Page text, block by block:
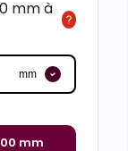
mm à
mm
mm